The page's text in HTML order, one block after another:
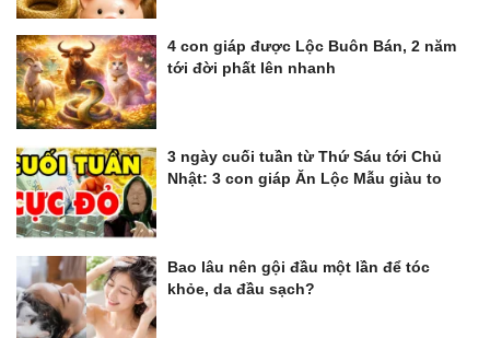
4 con giáp được Lộc Buôn Bán, 2 năm
tới đời phất lên nhanh
3 ngày cuối tuần từ Thứ Sáu tới Chủ
Nhật: 3 con giáp Ăn Lộc Mẫu giàu to
Bao lâu nên gội đầu một lần để tóc
khỏe, da đầu sạch?